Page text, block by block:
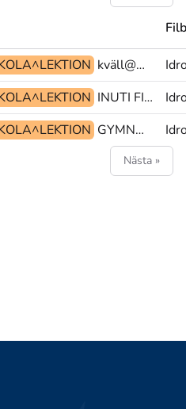
kväll@& MEN PÅ
INUTI FINNAS glosa@&
GYMNASTIK PY IDL@b@en
Nästa »